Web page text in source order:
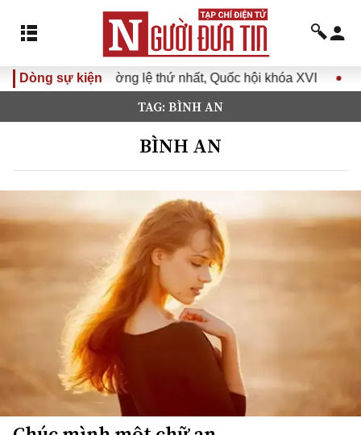
Dòng sự kiện
lệ thứ nhất, Quốc hội khóa XVI Đưa Nghị quyết Đại hội
TAG: BÌNH AN
BÌNH AN